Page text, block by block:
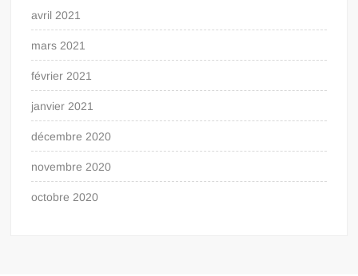
avril 2021
mars 2021
février 2021
janvier 2021
décembre 2020
novembre 2020
octobre 2020